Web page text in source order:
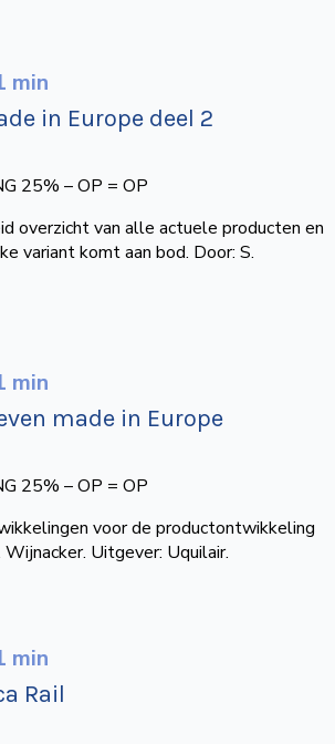
min
in Europe deel 2
25% – OP = OP
overzicht van alle actuele producten en
variant komt aan bod. Door: S.
min
made in Europe
25% – OP = OP
voor de productontwikkeling
Uitgever: Uquilair.
min
Rail